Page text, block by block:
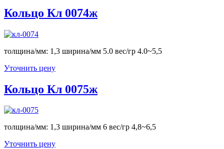
Кольцо Кл 0074ж
толщина/мм: 1,3 ширина/мм 5.0 вес/гр 4.0~5,5
Уточнить цену
Кольцо Кл 0075ж
толщина/мм: 1,3 ширина/мм 6 вес/гр 4,8~6,5
Уточнить цену